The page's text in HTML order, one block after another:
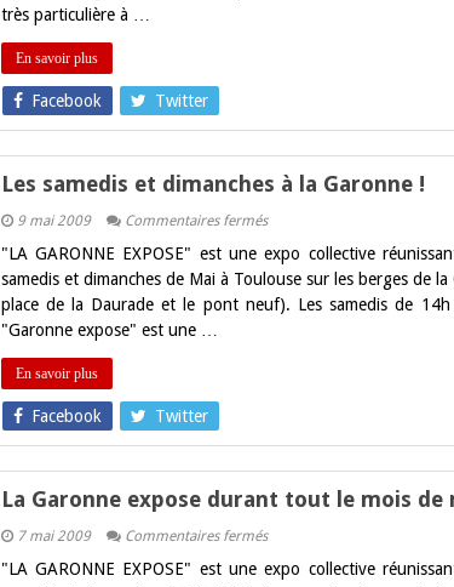
très particulière à …
En savoir plus
Facebook Twitter
Les samedis et dimanches à la Garonne !
9 mai 2009 Commentaires ferméssur
samedis
dimanches
à
"LA GARONNE EXPOSE" est une expo collective
samedis et dimanches de Mai à Toulouse sur les berges de
place de la Daurade et le pont neuf). Les samedis de
"Garonne expose" est une …
En savoir plus
Facebook Twitter
La Garonne expose durant tout le mois de
7 mai 2009 Commentaires ferméssur
Garonne
"LA GARONNE EXPOSE" est une expo collective